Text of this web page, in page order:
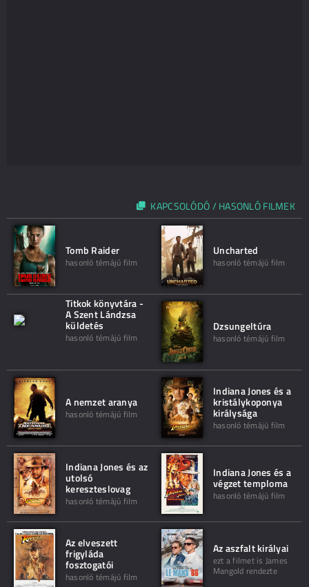
KAPCSOLÓDÓ / HASONLÓ FILMEK
Tomb Raider
hasonló témájú film
Uncharted
hasonló témájú film
Titkok könyvtára -
A Szent Lándzsa
küldetés
hasonló témájú film
Dzsungeltúra
hasonló témájú film
A nemzet aranya
hasonló témájú film
Indiana Jones és a
kristálykoponya
királysága
hasonló témájú film
Indiana Jones és az
utolsó
kereszteslovag
hasonló témájú film
Indiana Jones és a
végzet temploma
hasonló témájú film
Az elveszett
frigyláda
fosztogatói
hasonló témájú film
Az aszfalt királyai
ezt a filmet is James
Mangold rendezte